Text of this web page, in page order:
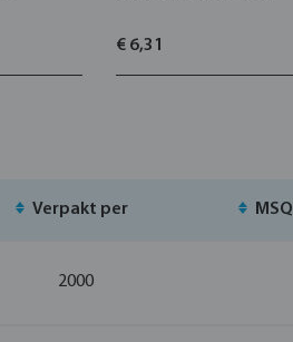
€ 6,31
Verpakt per MSQ
2000